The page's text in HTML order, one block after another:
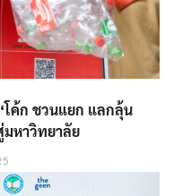
‘โค้ก ชวนแยก แลกลุ้น
มหาวิทยาลัย